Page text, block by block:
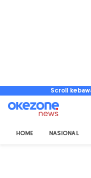
Scroll
HOME NASIONAL